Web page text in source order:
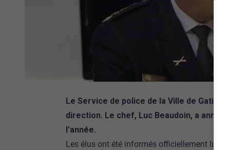
Le Service de police de la Ville de
direction. Le chef, Luc Beaudoin, a
l’année.
Les élus ont été informés officiellement lundi